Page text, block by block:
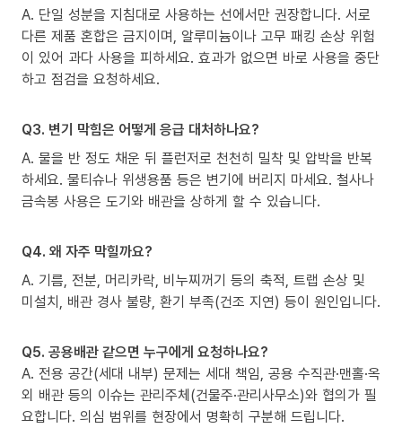
A. 단일 성분을 지침대로 사용하는 선에서만 권장합니다. 서로
다른 제품 혼합은 금지이며, 알루미늄이나 고무 패킹 손상 위험
이 있어 과다 사용을 피하세요. 효과가 없으면 바로 사용을 중단
하고 점검을 요청하세요.
Q3. 변기 막힘은 어떻게 응급 대처하나요?
A. 물을 반 정도 채운 뒤 플런저로 천천히 밀착 및 압박을 반복
하세요. 물티슈나 위생용품 등은 변기에 버리지 마세요. 철사나
금속봉 사용은 도기와 배관을 상하게 할 수 있습니다.
Q4. 왜 자주 막힐까요?
A. 기름, 전분, 머리카락, 비누찌꺼기 등의 축적, 트랩 손상 및
미설치, 배관 경사 불량, 환기 부족(건조 지연) 등이 원인입니다.
Q5. 공용배관 같으면 누구에게 요청하나요?
A. 전용 공간(세대 내부) 문제는 세대 책임, 공용 수직관·맨홀·옥
외 배관 등의 이슈는 관리주체(건물주·관리사무소)와 협의가 필
요합니다. 의심 범위를 현장에서 명확히 구분해 드립니다.